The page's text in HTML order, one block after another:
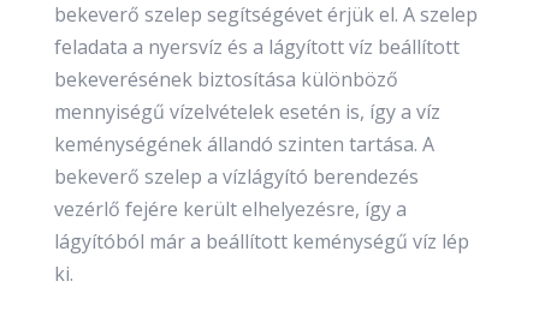
bekeverő szelep segítségévet érjük el. A szelep
feladata a nyersvíz és a lágyított víz beállított
bekeverésének biztosítása különböző
mennyiségű vízelvételek esetén is, így a víz
keménységének állandó szinten tartása. A
bekeverő szelep a vízlágyító berendezés
vezérlő fejére került elhelyezésre, így a
lágyítóból már a beállított keménységű víz lép
ki.